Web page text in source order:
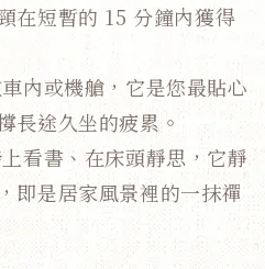
在短暫的 15 分鐘內獲得
內或機艙，它是您最貼心
長途久坐的疲累。
看書、在床頭靜思，它靜
即是居家風景裡的一抹禪